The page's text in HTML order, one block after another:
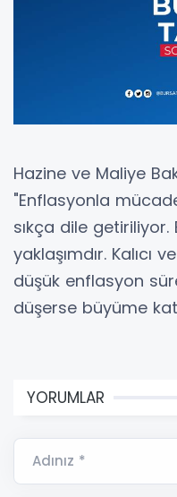
Hazine ve Maliye
"Enflasyonla
sıkça dile
yaklaşımdır. Kalıcı
düşük enflasyon
düşerse büyüme
YORUMLAR
Adınız *